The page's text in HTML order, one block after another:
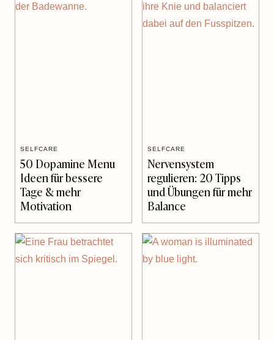
SELFCARE
50 Dopamine Menu
Ideen für bessere
Tage & mehr
Motivation
SELFCARE
Nervensystem
regulieren: 20 Tipps
und Übungen für mehr
Balance